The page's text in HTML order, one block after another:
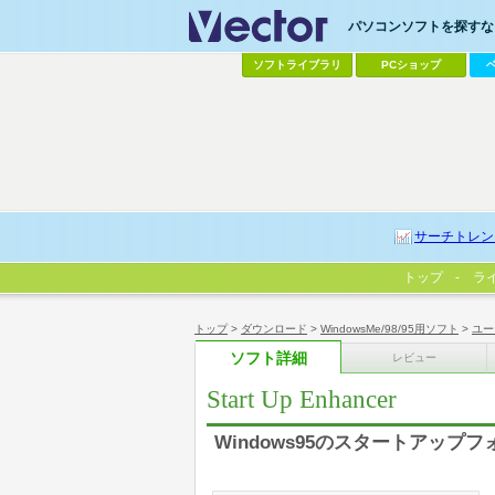
トップ> ダウンロード > WindowsMe/98/95用ソフト > ユ
ソフト詳細 レビュー
Start Up Enhancer
Windows95のスタートアップフ
パソコンソフトを探す
ソフトライブラリ PCショップ
サーチトレ
トップ ラ